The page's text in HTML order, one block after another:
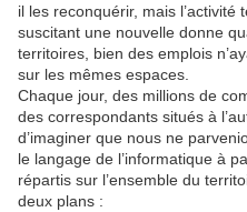
il les reconquérir, mais l’activité
suscitant une nouvelle donne
territoires, bien des emplois
sur les mêmes espaces.
Chaque jour, des millions de
des correspondants situés à
d’imaginer que nous ne
le langage de l’informatique à
répartis sur l’ensemble du
deux plans :